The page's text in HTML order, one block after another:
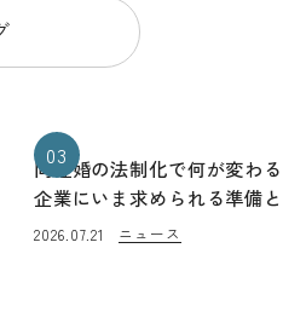
03
同性婚の法制化で何が変わ
企業にいま求められる準備
2026.07.21 ニュース